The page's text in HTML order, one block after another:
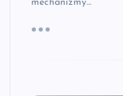
mechanizmy…